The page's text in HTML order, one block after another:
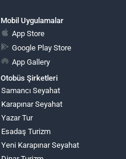
Mobil Uygulamalar
App Store
Google Play Store
App Gallery
Otobüs Şirketleri
Samancı Seyahat
Karapınar Seyahat
Yazar Tur
Esadaş Turizm
Yeni Karapınar Seyahat